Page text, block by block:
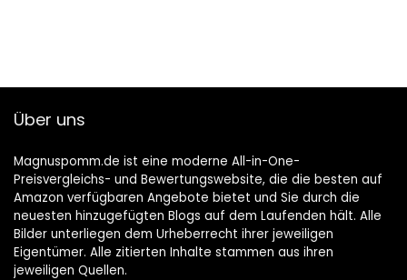
Über uns
Magnuspomm.de ist eine moderne All-in-One-
Preisvergleichs- und Bewertungswebsite, die die besten auf
Amazon verfügbaren Angebote bietet und Sie durch die
neuesten hinzugefügten Blogs auf dem Laufenden hält. Alle
Bilder unterliegen dem Urheberrecht ihrer jeweiligen
Eigentümer. Alle zitierten Inhalte stammen aus ihren
jeweiligen Quellen.